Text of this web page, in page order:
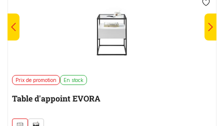
Prix de promotion En stock
Table d'appoint EVORA